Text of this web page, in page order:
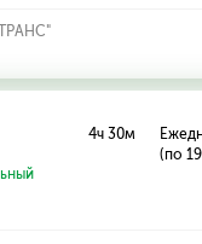
4ч 30м
(по